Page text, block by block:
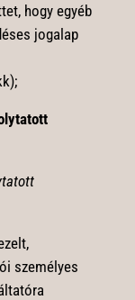
hogy egyéb
jogalap
személyes